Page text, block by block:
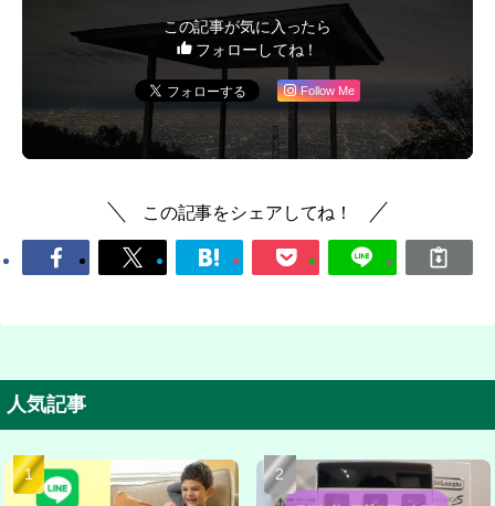
この記事が気に入ったら
フォローしてね！
Follow Me
この記事をシェアしてね！
人気記事